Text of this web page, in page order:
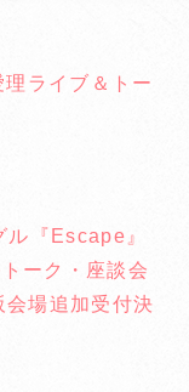
ライブ＆トー
『Escape』
ーク・座談会
場追加受付決